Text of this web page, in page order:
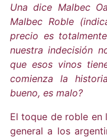
Una dice Malbec
Malbec Roble
precio es
nuestra indecisión
que esos vinos
comienza la
bueno, es malo?
El toque de roble en
general a los